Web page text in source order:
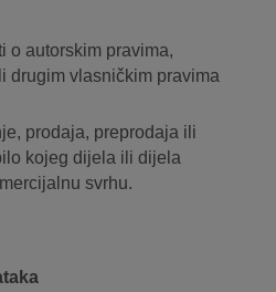
o autorskim pravima,
drugim vlasničkim pravima
prodaja, preprodaja ili
kojeg dijela ili dijela
svrhu.